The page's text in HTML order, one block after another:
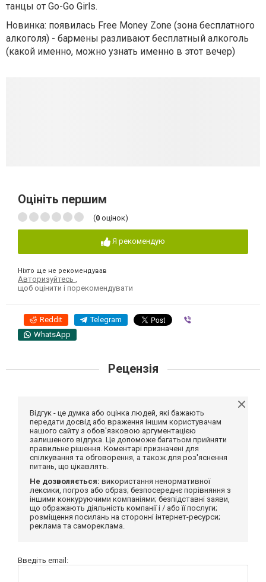
танцы от Go-Go Girls.
Новинка: появилась Free Money Zone (зона бесплатного
алкоголя) - бармены разливают бесплатный алкоголь
(какой именно, можно узнать именно в этот вечер)
Оцініть першим
(0 оцінок)
Я рекомендую
Ніхто ще не рекомендував
Авторизуйтесь
щоб оцінити і порекомендувати
Reddit Telegram
WhatsApp
Рецензія
Відгук - це думка або оцінка людей, які бажають
передати досвід або враження іншим користувачам
нашого сайту з обов'язковою аргументацією
залишеного відгука. Це допоможе багатьом прийняти
правильне рішення. Коментарі призначені для
спілкування та обговорення, а також для роз'яснення
питань, що цікавлять.
Не дозволяється: використання ненормативної
лексики, погроз або образ; безпосереднє порівняння з
іншими конкуруючими компаніями; безпідставні заяви,
що ображають діяльність компанії і / або її послуги;
розміщення посилань на сторонні інтернет-ресурси;
реклама та самореклама.
Введіть email: